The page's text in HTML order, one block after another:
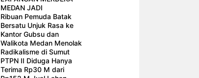
MEDAN JADI
Ribuan Pemuda Batak
Bersatu Unjuk Rasa ke
Kantor Gubsu dan
Walikota Medan Menolak
Radikalisme di Sumut
PTPN II Diduga Hanya
Terima Rp30 M dari